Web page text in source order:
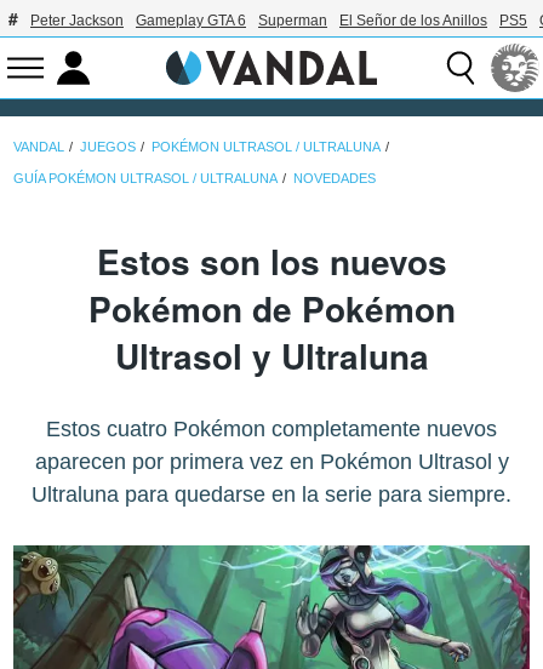
Peter Jackson Gameplay GTA 6 Superman El Señor de los Anillos PS5
VANDAL JUEGOS POKÉMON ULTRASOL / ULTRALUNA
GUÍA POKÉMON ULTRASOL / ULTRALUNA NOVEDADES
Estos son los nuevos
Pokémon de Pokémon
Ultrasol y Ultraluna
Estos cuatro Pokémon completamente nuevos
aparecen por primera vez en Pokémon Ultrasol y
Ultraluna para quedarse en la serie para siempre.